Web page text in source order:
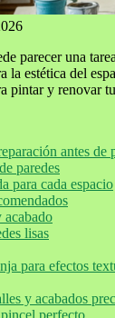
parecer una
la estética del
pintar y renovar
antes de
paredes
para cada espacio
acabado
lisas
para efectos
y acabados
perfecto